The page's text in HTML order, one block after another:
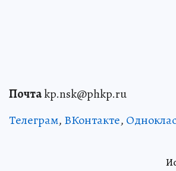
Почтаkp.nsk@phkp.ru
Телеграм, ВКонтакте,